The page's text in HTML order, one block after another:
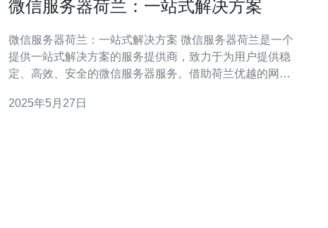
微信服务器荷兰：一站式解决方案
微信服务器荷兰：一站式解决方案 微信服务器荷兰是一个
提供一站式解决方案的服务提供商，致力于为用户提供稳
定、高效、安全的微信服务器服务。借助荷兰优越的网络
服务，包括服务器租用、部署、维护等，满足用户对微信
2025年5月27日